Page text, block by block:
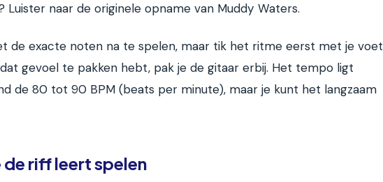
Luister naar de originele opname van Muddy Waters.
de exacte noten na te spelen, maar tik het ritme eerst met je voet
gevoel te pakken hebt, pak je de gitaar erbij. Het tempo ligt
de 80 tot 90 BPM (beats per minute), maar je kunt het langzaam
de riff leert spelen